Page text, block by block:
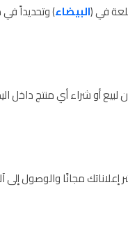
في (البيضاء) وتحديداً في
أو شراء أي منتج داخل
إعلاناتك مجانًا والوصول